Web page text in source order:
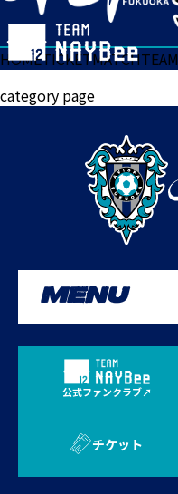
HOMETICKETMATCHTEAM
category page
MENU
公式ファンクラブ
チケット